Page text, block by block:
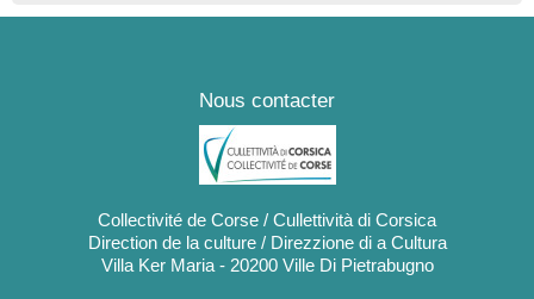
Nous contacter
Collectivité de Corse / Cullettività di Corsica
Direction de la culture / Direzzione di a Cultura
Villa Ker Maria - 20200 Ville Di Pietrabugno